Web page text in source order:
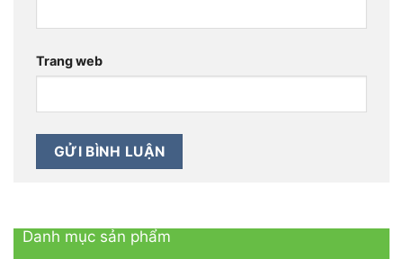
Trang web
Danh mục sản phẩm